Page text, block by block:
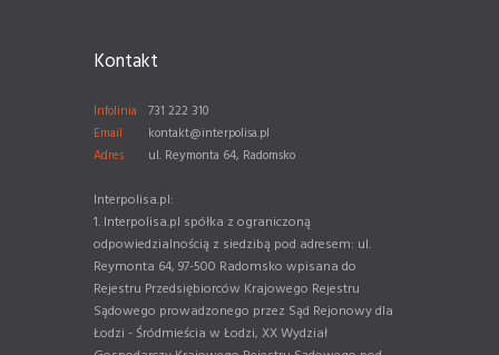
Kontakt
Infolinia
731 222 310
Email
kontakt@interpolisa.pl
Adres
ul. Reymonta 64, Radomsko
Interpolisa.pl:
1. Interpolisa.pl spółka z ograniczoną
odpowiedzialnością z siedzibą pod adresem: ul.
Reymonta 64, 97-500 Radomsko wpisana do
Rejestru Przedsiębiorców Krajowego Rejestru
Sądowego prowadzonego przez Sąd Rejonowy dla
Łodzi - Śródmieścia w Łodzi, XX Wydział